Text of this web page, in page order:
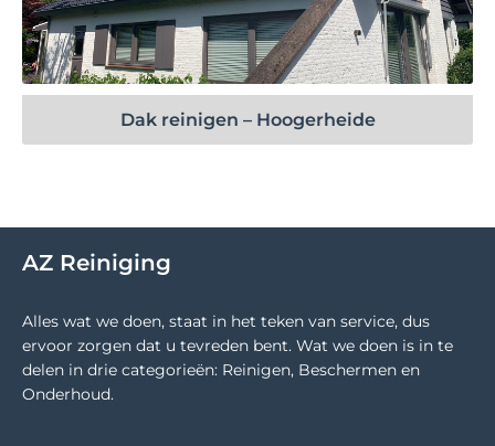
Bekijk project
Dak reinigen – Hoogerheide
AZ Reiniging
Alles wat we doen, staat in het teken van service, dus
ervoor zorgen dat u tevreden bent. Wat we doen is in te
delen in drie categorieën: Reinigen, Beschermen en
Onderhoud.